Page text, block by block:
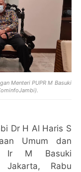
Menteri PUPR M Basuki
Dr H Al Haris S
Umum dan
Ir M Basuki
Rabu